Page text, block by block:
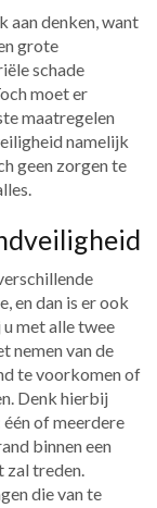
aan denken, want
grote
schade
moet er
maatregelen
namelijk
geen zorgen te
en dan is er ook
met alle twee
nemen van de
te voorkomen of
Denk hierbij
of meerdere
binnen een
zal treden.
die van te